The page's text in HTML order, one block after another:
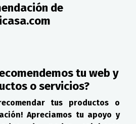
de
tu web y
o servicios?
tus productos o
Apreciamos tu apoyo y